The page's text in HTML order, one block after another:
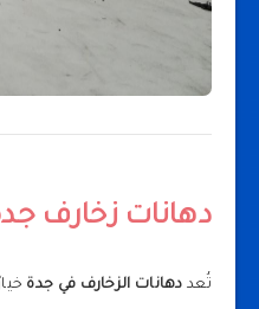
دهانات زخارف
تُعد دهانات الزخارف في جدة